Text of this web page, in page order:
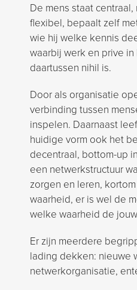
De mens staat
flexibel, bepaalt zelf
wie hij welke kennis
waarbij werk en prive
daartussen nihil is.
Door als organisatie
verbinding tussen
inspelen. Daarnaast
huidige vorm ook het
decentraal, bottom-up
een netwerkstructuur
zorgen en leren,
waarheid, er is wel de
welke waarheid de
Er zijn meerdere
lading dekken: nieuwe
netwerkorganisatie,